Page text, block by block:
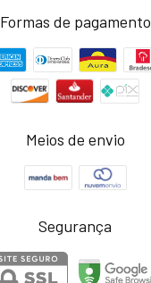
Formas de pagamento
Meios de envio
Segurança